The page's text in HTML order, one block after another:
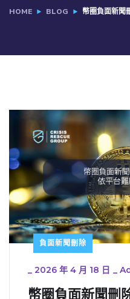
HOME BLOG 幣圈負面新聞
負面新聞刪除
_ 2026 年 4 月 18 日 _
幣圈負面新聞刪